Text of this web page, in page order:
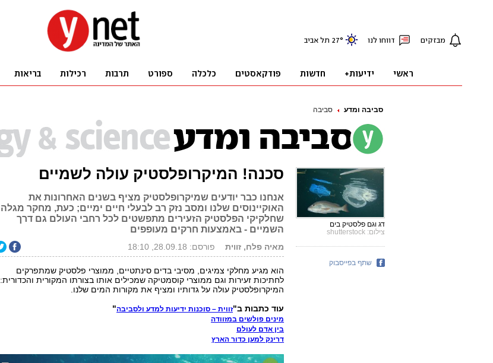
סביבה ומדע סביבה
סכנה! המיקרופלסטיק עולה לשמיים
אנחנו כבר יודעים שמיקרופלסטיק מציף בשנים האחרונות את
האוקיינוסים שלנו ומסב נזק רב לבעלי חיים ימיים; כעת, מחקר מגלה
שחלקיקי הפלסטיק הזעירים מתפשטים לכל רחבי העולם גם דרך
השמיים - באמצעות חרקים מעופפים
מאיה פלח, זווית פורסם: 28.09.18, 18:10
הוא מגיע מחלקי צמיגים, מסיבי בדים סינתטיים, ממוצרי פלסטיק שמתפרקים
לחתיכות זעירות וגם ממוצרי קוסמטיקה שמכילים אותו בצורתו המקורית והכדורית:
המיקרופלסטיק עולה על גדותיו ומציף את מקורות המים שלנו.
עוד כתבות ב"זווית – סוכנות ידיעות למדע ולסביבה"
מינים פולשים במזוודה
בין אדם לעולם
דרינק למען כדור הארץ
דג וגם פלסטיק בים
צילום: shutterstock
שתף בפייסבוק